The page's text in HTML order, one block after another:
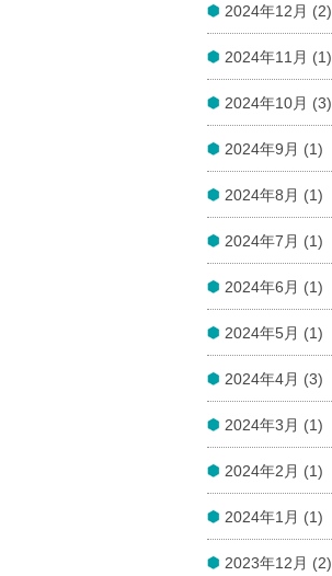
2024年12月 (2)
2024年11月 (1)
2024年10月 (3)
2024年9月 (1)
2024年8月 (1)
2024年7月 (1)
2024年6月 (1)
2024年5月 (1)
2024年4月 (3)
2024年3月 (1)
2024年2月 (1)
2024年1月 (1)
2023年12月 (2)